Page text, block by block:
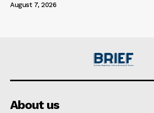
August 7, 2026
About us